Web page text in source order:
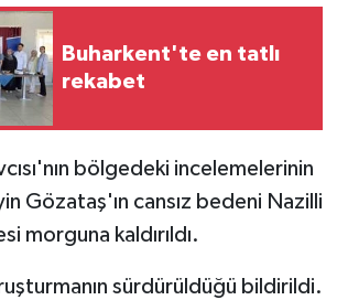
Buharkent'te en tatlı
rekabet
bölgedeki incelemelerinin
Gözataş'ın cansız bedeni Nazilli
morguna kaldırıldı.
sürdürüldüğü bildirildi.